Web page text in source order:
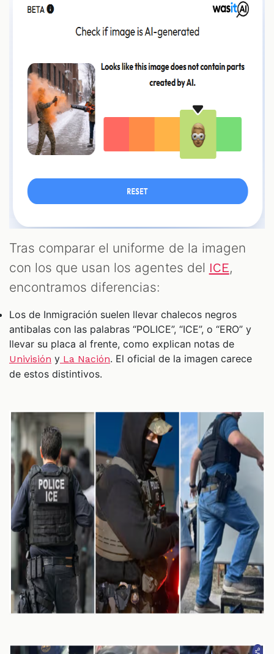
Tras comparar el uniforme de la imagen
con los que usan los agentes del ICE,
encontramos diferencias:
Los de Inmigración suelen llevar chalecos negros
antibalas con las palabras “POLICE”, “ICE”, o “ERO” y
llevar su placa al frente, como explican notas de
Univisión y La Nación. El oficial de la imagen carece
de estos distintivos.